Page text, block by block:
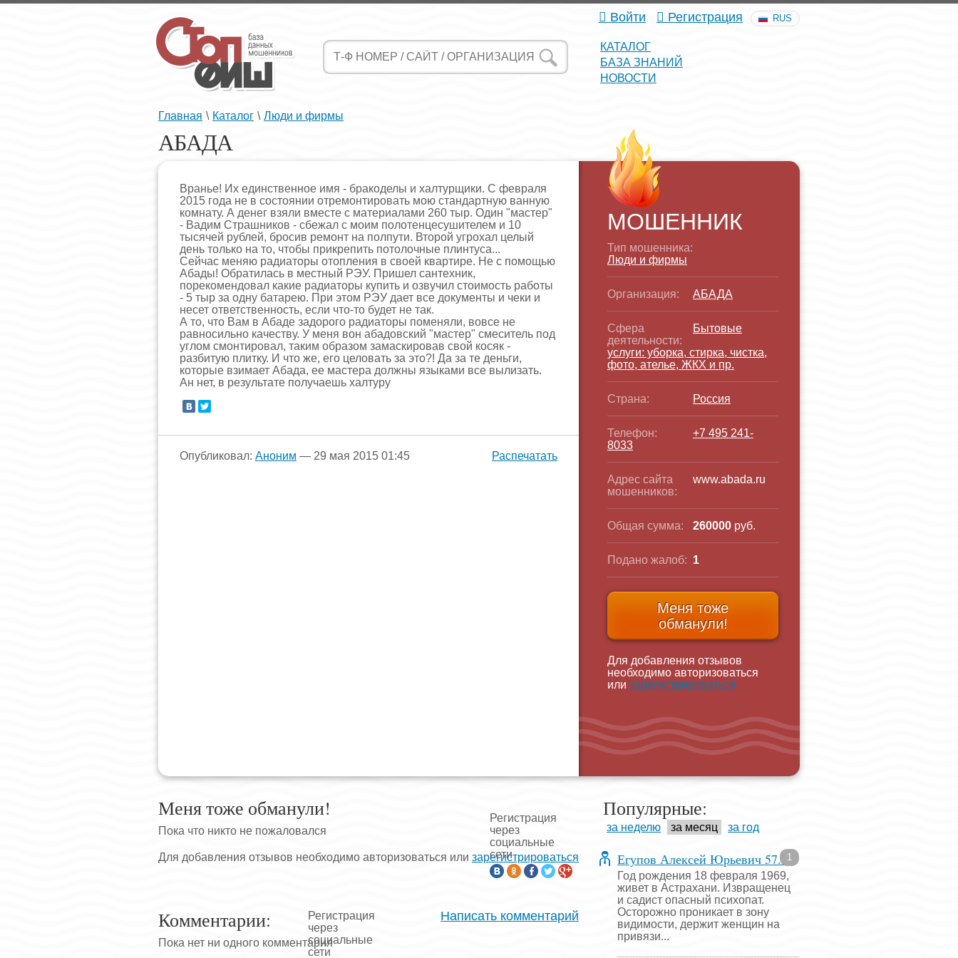
КАТАЛОГ
БАЗА ЗНАНИЙ
НОВОСТИ
Войти Регистрация RUS
Главная \ Каталог \ Люди и фирмы
АБАДА
Вранье! Их единственное имя - бракоделы и халтурщики. С февраля
2015 года не в состоянии отремонтировать мою стандартную ванную
комнату. А денег взяли вместе с материалами 260 тыр. Один "мастер"
- Вадим Страшников - сбежал с моим полотенцесушителем и 10
тысячей рублей, бросив ремонт на полпути. Второй угрохал целый
день только на то, чтобы прикрепить потолочные плинтуса...
Сейчас меняю радиаторы отопления в своей квартире. Не с помощью
Абады! Обратилась в местный РЭУ. Пришел сантехник,
порекомендовал какие радиаторы купить и озвучил стоимость работы
- 5 тыр за одну батарею. При этом РЭУ дает все документы и чеки и
несет ответственность, если что-то будет не так.
А то, что Вам в Абаде задорого радиаторы поменяли, вовсе не
равносильно качеству. У меня вон абадовский "мастер" смеситель под
углом смонтировал, таким образом замаскировав свой косяк -
разбитую плитку. И что же, его целовать за это?! Да за те деньги,
которые взимает Абада, ее мастера должны языками все вылизать.
Ан нет, в результате получаешь халтуру
МОШЕННИК
Тип мошенника:
Люди и фирмы
Организация: АБАДА
Сфера
деятельности:
Бытовые
услуги: уборка, стирка, чистка,
фото, ателье, ЖКХ и пр.
Страна: Россия
Телефон:
+7 495 241-
8033
Адрес сайта
мошенников:
www.abada.ru
Общая сумма: 260000 руб.
Подано жалоб: 1
Меня тоже
обманули!
Для добавления отзывов
необходимо авторизоваться
или зарегистрироваться
Опубликовал: Аноним — 29 мая 2015 01:45 Распечатать
Меня тоже обманули!
Пока что никто не пожаловался
Для добавления отзывов необходимо авторизоваться или зарегистрироваться
Регистрация
через
социальные
сети
Комментарии: Написать комментарий
Регистрация
через
социальные
сети
Пока нет ни одного комментария
Популярные:
за неделю за месяц за год
Егупов Алексей Юрьевич 57...
Год рождения 18 февраля 1969,
живет в Астрахани. Извращенец
и садист опасный психопат.
Осторожно проникает в зону
видимости, держит женщин на
привязи...
1